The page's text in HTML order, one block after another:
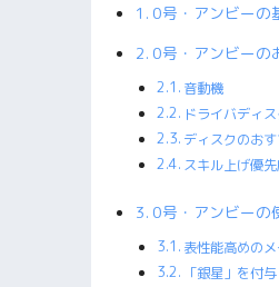
0号・アンビーの
0号・アンビーの
音動機
ドライバディス
ディスクのお
スキル上げ優先
0号・アンビーの
表性能高めの
「銀星」を付